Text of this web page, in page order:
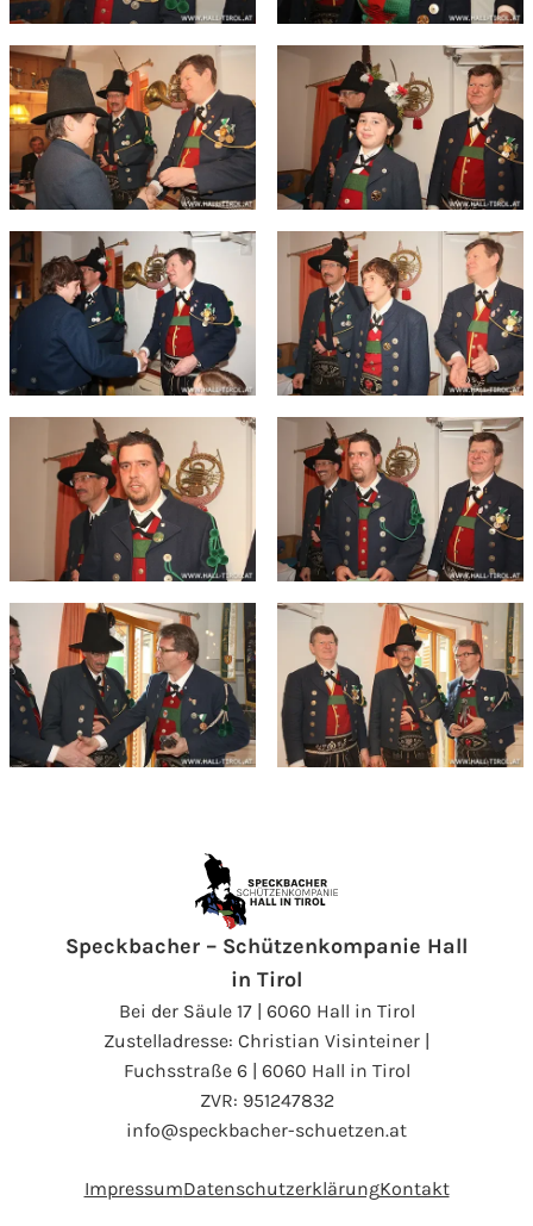
Speckbacher – Schützenkompanie Hall
in Tirol
Bei der Säule 17 | 6060 Hall in Tirol
Zustelladresse: Christian Visinteiner |
Fuchsstraße 6 | 6060 Hall in Tirol
ZVR: 951247832
info@speckbacher-schuetzen.at
ImpressumDatenschutzerklärungKontakt